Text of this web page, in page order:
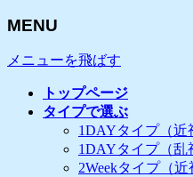
MENU
メニューを飛ばす
トップページ
タイプで選ぶ
1DAYタイプ（近
1DAYタイプ（乱
2Weekタイプ（近